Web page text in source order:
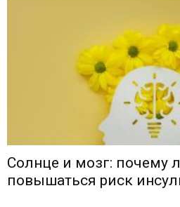
Солнце и мозг: почему
повышаться риск